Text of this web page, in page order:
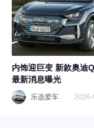
内饰迎巨变 新款奥迪
最新消息曝光
乐选爱车